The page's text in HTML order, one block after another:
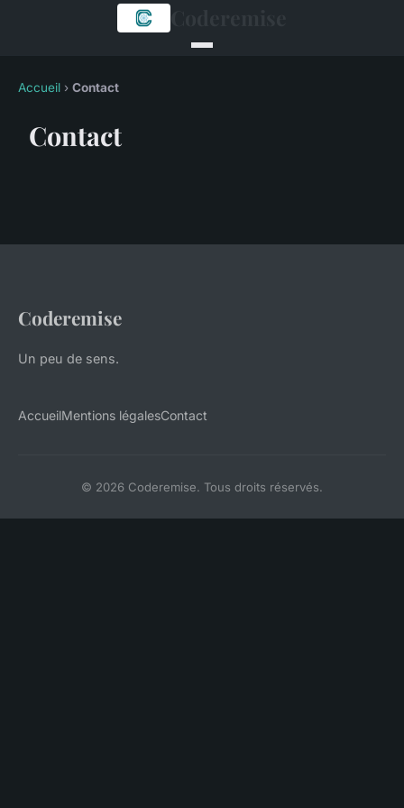
Accueil › Contact
Contact
Coderemise
Un peu de sens.
AccueilMentions légalesContact
© 2026 Coderemise. Tous droits réservés.